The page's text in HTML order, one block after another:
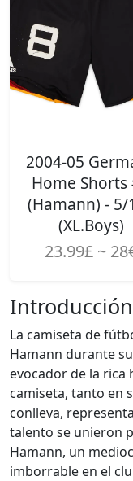
2004-05
Home Shorts
(Hamann) - 5/
(XL.Boys)
23.99£ ~
Introducción
La camiseta de
Hamann durante
evocador de la rica
camiseta, tanto en
conlleva,
talento se unieron
Hamann, un
imborrable en el